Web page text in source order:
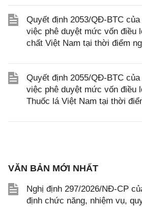
Quyết định 2053/QĐ-BTC
việc phê duyệt mức vốn điều
chất Việt Nam tại thời điểm
Quyết định 2055/QĐ-BTC
việc phê duyệt mức vốn điều
Thuốc lá Việt Nam tại thời
VĂN BẢN MỚI NHẤT
Nghị định 297/2026/NĐ-CP
định chức năng, nhiệm vụ,